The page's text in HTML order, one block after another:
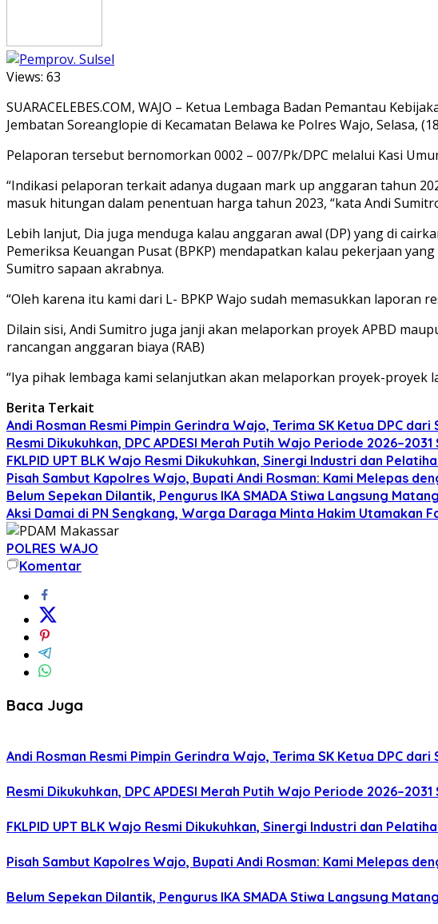
Views: 63
SUARACELEBES.COM, WAJO – Ketua Lembaga Badan Pemantau
Jembatan Soreanglopie di Kecamatan Belawa ke Polres Wajo, Selasa,
Pelaporan tersebut bernomorkan 0002 – 007/Pk/DPC melalui Kasi
“Indikasi pelaporan terkait adanya dugaan mark up anggaran tahun
masuk hitungan dalam penentuan harga tahun 2023, “kata Andi
Lebih lanjut, Dia juga menduga kalau anggaran awal (DP) yang di
Pemeriksa Keuangan Pusat (BPKP) mendapatkan kalau pekerjaan
Sumitro sapaan akrabnya.
“Oleh karena itu kami dari L- BPKP Wajo sudah memasukkan laporan
Dilain sisi, Andi Sumitro juga janji akan melaporkan proyek APBD
rancangan anggaran biaya (RAB)
“Iya pihak lembaga kami selanjutkan akan melaporkan proyek-proyek
Berita Terkait
Andi Rosman Resmi Pimpin Gerindra Wajo, Terima SK Ketua DPC dari
Resmi Dikukuhkan, DPC APDESI Merah Putih Wajo Periode
FKLPID UPT BLK Wajo Resmi Dikukuhkan, Sinergi Industri dan
Pisah Sambut Kapolres Wajo, Bupati Andi Rosman: Kami Melepas
Belum Sepekan Dilantik, Pengurus IKA SMADA Stiwa Langsung
Aksi Damai di PN Sengkang, Warga Daraga Minta Hakim Utamakan
POLRES WAJO
Komentar
Baca Juga
Andi Rosman Resmi Pimpin Gerindra Wajo, Terima SK Ketua DPC dari
Resmi Dikukuhkan, DPC APDESI Merah Putih Wajo Periode
FKLPID UPT BLK Wajo Resmi Dikukuhkan, Sinergi Industri dan
Pisah Sambut Kapolres Wajo, Bupati Andi Rosman: Kami Melepas
Belum Sepekan Dilantik, Pengurus IKA SMADA Stiwa Langsung